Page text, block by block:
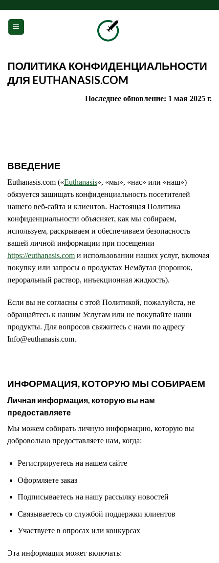
content
ПОЛИТИКА КОНФИДЕНЦИАЛЬНОСТИ
ДЛЯ EUTHANASIS.COM
Последнее обновление: 1 мая 2025 г.
ВВЕДЕНИЕ
Euthanasis.com («Euthanasis», «мы», «нас» или «наш»)
обязуется защищать конфиденциальность посетителей
нашего веб-сайта и клиентов. Настоящая Политика
конфиденциальности объясняет, как мы собираем,
используем, раскрываем и обеспечиваем безопасность
вашей личной информации при посещении
https://euthanasis.com и использовании наших услуг, включая
покупку или запросы о продуктах Нембутал (порошок,
пероральный раствор, инъекционная жидкость).
Если вы не согласны с этой Политикой, пожалуйста, не
обращайтесь к нашим Услугам или не покупайте наши
продукты. Для вопросов свяжитесь с нами по адресу
Info@euthanasis.com.
ИНФОРМАЦИЯ, КОТОРУЮ МЫ СОБИРАЕМ
Личная информация, которую вы нам
предоставляете
Мы можем собирать личную информацию, которую вы
добровольно предоставляете нам, когда:
Регистрируетесь на нашем сайте
Оформляете заказ
Подписываетесь на нашу рассылку новостей
Связываетесь со службой поддержки клиентов
Участвуете в опросах или конкурсах
Эта информация может включать: